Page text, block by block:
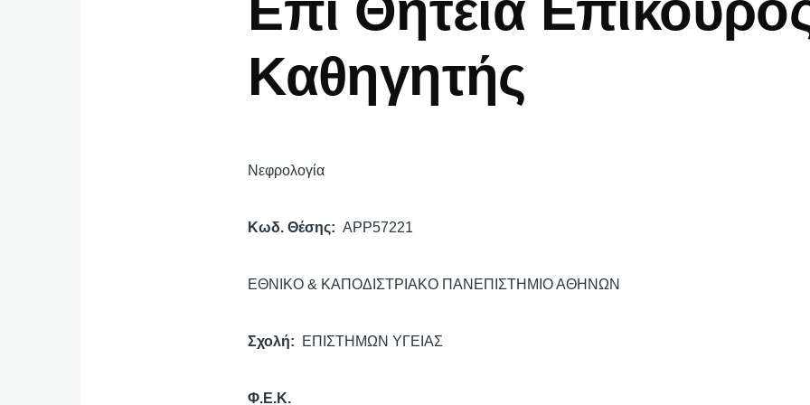
Καθηγητής
Νεφρολογία
Κωδ. Θέσης APP57221
ΕΘΝΙΚΟ & ΚΑΠΟΔΙΣΤΡΙΑΚΟ ΠΑΝΕΠΙΣΤΗΜΙΟ ΑΘΗΝΩΝ
Σχολή ΕΠΙΣΤΗΜΩΝ ΥΓΕΙΑΣ
Φ.Ε.Κ.